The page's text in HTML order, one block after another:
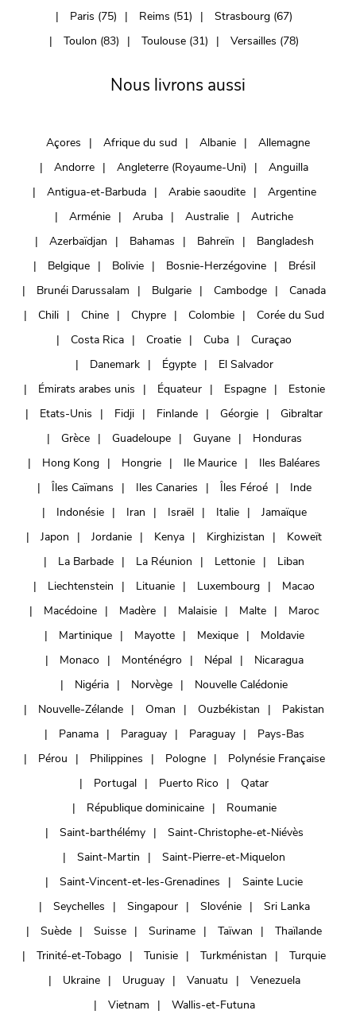
Paris (75)
Reims (51)
Strasbourg (67)
Toulon (83)
Toulouse (31) Versailles (78)
Nous livrons aussi
Açores Afrique du sud Albanie
Allemagne
Andorre
Angleterre (Royaume-Uni)
Anguilla
Antigua-et-Barbuda
Arabie saoudite
Argentine
Arménie
Aruba Australie
Autriche
Azerbaïdjan
Bahamas Bahreïn
Bangladesh
Belgique
Bolivie Bosnie-Herzégovine
Brésil
Brunéi Darussalam
Bulgarie Cambodge
Canada
Chili
Chine Chypre Colombie
Corée du Sud
Costa Rica
Croatie Cuba
Curaçao
Danemark
Égypte
El Salvador
Émirats arabes unis
Équateur Espagne
Estonie
Etats-Unis
Fidji Finlande Géorgie
Gibraltar
Grèce
Guadeloupe Guyane
Honduras
Hong Kong
Hongrie Ile Maurice
Iles Baléares
Îles Caïmans
Iles Canaries Îles Féroé
Inde
Indonésie
Iran Israël Italie
Jamaïque
Japon
Jordanie Kenya Kirghizistan
Koweït
La Barbade
La Réunion Lettonie
Liban
Liechtenstein
Lituanie Luxembourg
Macao
Macédoine
Madère Malaisie Malte
Maroc
Martinique
Mayotte Mexique
Moldavie
Monaco
Monténégro Népal
Nicaragua
Nigéria
Norvège
Nouvelle Calédonie
Nouvelle-Zélande
Oman Ouzbékistan
Pakistan
Panama
Paraguay Paraguay
Pays-Bas
Pérou
Philippines Pologne
Polynésie Française
Portugal
Puerto Rico
Qatar
République dominicaine
Roumanie
Saint-barthélémy
Saint-Christophe-et-Niévès
Saint-Martin
Saint-Pierre-et-Miquelon
Saint-Vincent-et-les-Grenadines
Sainte Lucie
Seychelles
Singapour Slovénie
Sri Lanka
Suède
Suisse Suriname Taïwan
Thaïlande
Trinité-et-Tobago
Tunisie Turkménistan
Turquie
Ukraine
Uruguay Vanuatu
Venezuela
Vietnam
Wallis-et-Futuna